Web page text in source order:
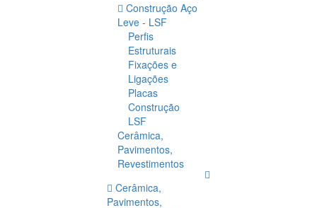
Construção Aço
Leve - LSF
Perfis
Estruturais
Fixações e
Ligações
Placas
Construção
LSF
Cerâmica,
Pavimentos,
Revestimentos
Cerâmica,
Pavimentos,